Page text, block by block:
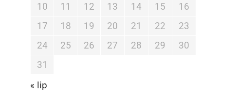
10
11 12 13 14 15
16
17
18 19 20 21 22
23
24
25 26 27 28 29
30
31
« lip